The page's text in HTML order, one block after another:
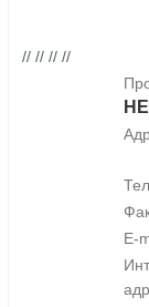
// // // //
E-